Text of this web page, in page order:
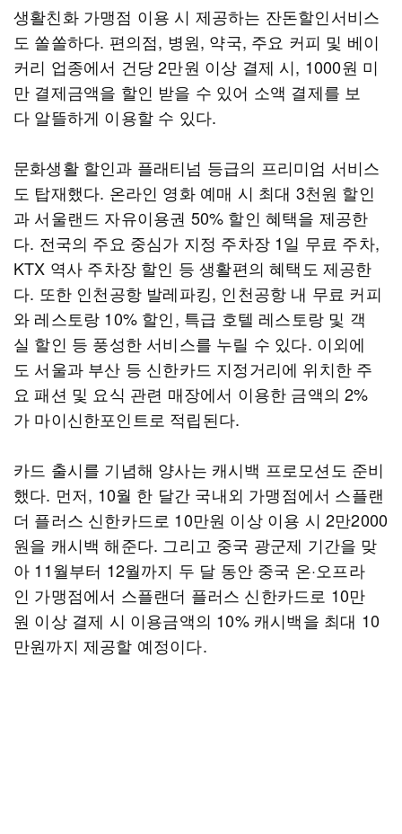
생활친화 가맹점 이용 시 제공하는 잔돈할인서비스
도 쏠쏠하다. 편의점, 병원, 약국, 주요 커피 및 베이
커리 업종에서 건당 2만원 이상 결제 시, 1000원 미
만 결제금액을 할인 받을 수 있어 소액 결제를 보
다 알뜰하게 이용할 수 있다.
문화생활 할인과 플래티넘 등급의 프리미엄 서비스
도 탑재했다. 온라인 영화 예매 시 최대 3천원 할인
과 서울랜드 자유이용권 50% 할인 혜택을 제공한
다. 전국의 주요 중심가 지정 주차장 1일 무료 주차,
KTX 역사 주차장 할인 등 생활편의 혜택도 제공한
다. 또한 인천공항 발레파킹, 인천공항 내 무료 커피
와 레스토랑 10% 할인, 특급 호텔 레스토랑 및 객
실 할인 등 풍성한 서비스를 누릴 수 있다. 이외에
도 서울과 부산 등 신한카드 지정거리에 위치한 주
요 패션 및 요식 관련 매장에서 이용한 금액의 2%
가 마이신한포인트로 적립된다.
카드 출시를 기념해 양사는 캐시백 프로모션도 준비
했다. 먼저, 10월 한 달간 국내외 가맹점에서 스플랜
더 플러스 신한카드로 10만원 이상 이용 시 2만2000
원을 캐시백 해준다. 그리고 중국 광군제 기간을 맞
아 11월부터 12월까지 두 달 동안 중국 온·오프라
인 가맹점에서 스플랜더 플러스 신한카드로 10만
원 이상 결제 시 이용금액의 10% 캐시백을 최대 10
만원까지 제공할 예정이다.